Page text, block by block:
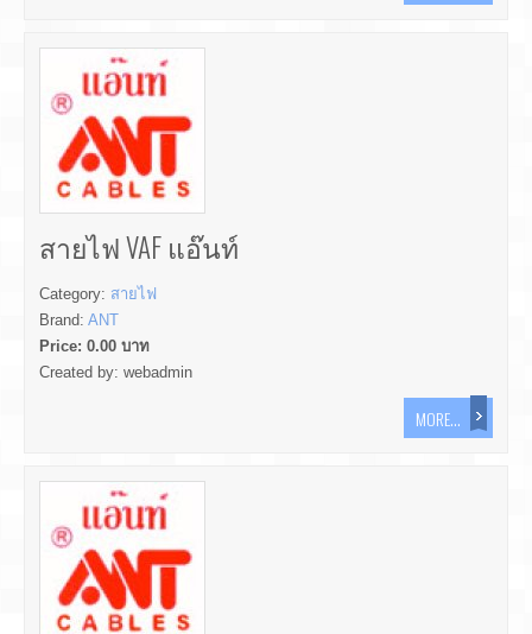
สายไฟ VAF แอ๊นท์
Category: สายไฟ
Brand: ANT
Price: 0.00 บาท
Created by: webadmin
MORE...